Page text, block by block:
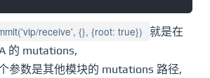
receive', {}, {root: true}) 就是在
的 mutations,
参数是其他模块的 mutations 路径,